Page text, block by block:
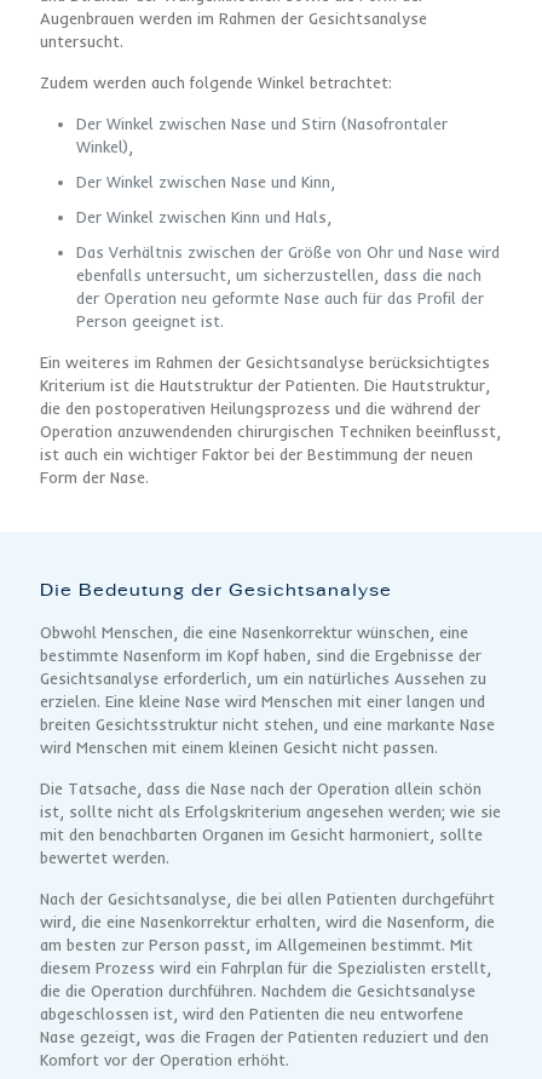
Augenbrauen werden im Rahmen der Gesichtsanalyse
untersucht.
Zudem werden auch folgende Winkel betrachtet:
Der Winkel zwischen Nase und Stirn (Nasofrontaler
Winkel),
Der Winkel zwischen Nase und Kinn,
Der Winkel zwischen Kinn und Hals,
Das Verhältnis zwischen der Größe von Ohr und Nase wird
ebenfalls untersucht, um sicherzustellen, dass die nach
der Operation neu geformte Nase auch für das Profil der
Person geeignet ist.
Ein weiteres im Rahmen der Gesichtsanalyse berücksichtigtes
Kriterium ist die Hautstruktur der Patienten. Die Hautstruktur,
die den postoperativen Heilungsprozess und die während der
Operation anzuwendenden chirurgischen Techniken beeinflusst,
ist auch ein wichtiger Faktor bei der Bestimmung der neuen
Form der Nase.
Die Bedeutung der Gesichtsanalyse
Obwohl Menschen, die eine Nasenkorrektur wünschen, eine
bestimmte Nasenform im Kopf haben, sind die Ergebnisse der
Gesichtsanalyse erforderlich, um ein natürliches Aussehen zu
erzielen. Eine kleine Nase wird Menschen mit einer langen und
breiten Gesichtsstruktur nicht stehen, und eine markante Nase
wird Menschen mit einem kleinen Gesicht nicht passen.
Die Tatsache, dass die Nase nach der Operation allein schön
ist, sollte nicht als Erfolgskriterium angesehen werden; wie sie
mit den benachbarten Organen im Gesicht harmoniert, sollte
bewertet werden.
Nach der Gesichtsanalyse, die bei allen Patienten durchgeführt
wird, die eine Nasenkorrektur erhalten, wird die Nasenform, die
am besten zur Person passt, im Allgemeinen bestimmt. Mit
diesem Prozess wird ein Fahrplan für die Spezialisten erstellt,
die die Operation durchführen. Nachdem die Gesichtsanalyse
abgeschlossen ist, wird den Patienten die neu entworfene
Nase gezeigt, was die Fragen der Patienten reduziert und den
Komfort vor der Operation erhöht.